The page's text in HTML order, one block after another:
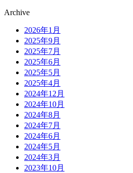
Archive
2026年1月
2025年9月
2025年7月
2025年6月
2025年5月
2025年4月
2024年12月
2024年10月
2024年8月
2024年7月
2024年6月
2024年5月
2024年3月
2023年10月